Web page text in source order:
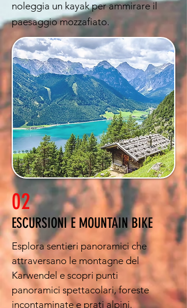
noleggia un kayak per ammirare il
paesaggio mozzafiato.
02
ESCURSIONI E MOUNTAIN BIKE
Esplora sentieri panoramici che
attraversano le montagne del
Karwendel e scopri punti
panoramici spettacolari, foreste
incontaminate e prati alpini.